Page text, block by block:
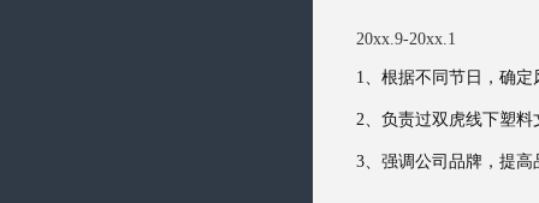
20xx.9-20xx.1
1、根据不同节日，确
2、负责过双虎线下塑
3、强调公司品牌，提高